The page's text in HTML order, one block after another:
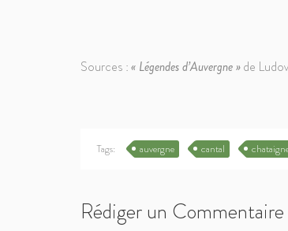
Sources :« Légendes d’Auvergne »de
Tags: auvergne cantal
Rédiger un Commentaire